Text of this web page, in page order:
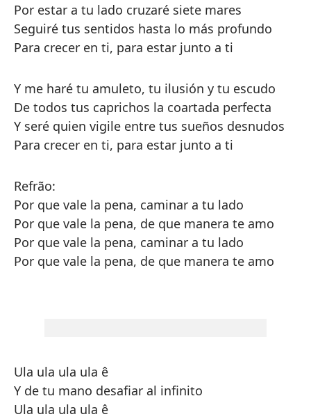
Por estar a tu lado cruzaré siete mares
Seguiré tus sentidos hasta lo más profundo
Para crecer en ti, para estar junto a ti
Y me haré tu amuleto, tu ilusión y tu escudo
De todos tus caprichos la coartada perfecta
Y seré quien vigile entre tus sueños desnudos
Para crecer en ti, para estar junto a ti
Refrão:
Por que vale la pena, caminar a tu lado
Por que vale la pena, de que manera te amo
Por que vale la pena, caminar a tu lado
Por que vale la pena, de que manera te amo
Ula ula ula ula ê
Y de tu mano desafiar al infinito
Ula ula ula ula ê